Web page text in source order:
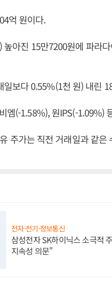
억 원이다.
아진 15만7200원에 파라
보다 0.55%(1천 원) 내린
엠(-1.58%), 원IPS(-1.09%)
주가는 직전 거래일과 같
전자·전기·정보통신
삼성전자 SK하이닉스 소극적
지속성 의문"